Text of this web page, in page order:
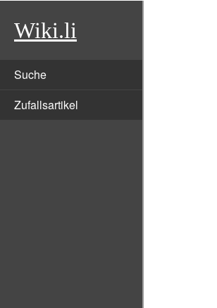
Wiki.li
Suche
Zufallsartikel